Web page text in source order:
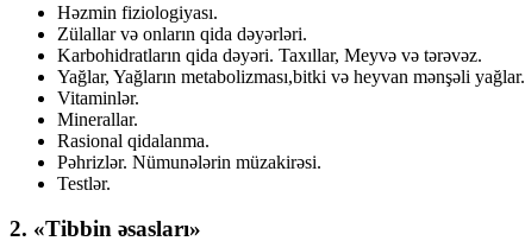
Həzmin fiziologiyası.
Zülallar və onların qida dəyərləri.
Karbohidratların qida dəyəri. Taxıllar, Meyvə və tərəvəz.
Yağlar, Yağların metabolizması,bitki və heyvan mənşəli yağlar.
Vitaminlər.
Minerallar.
Rasional qidalanma.
Pəhrizlər. Nümunələrin müzakirəsi.
Testlər.
2. «Tibbin əsasları»